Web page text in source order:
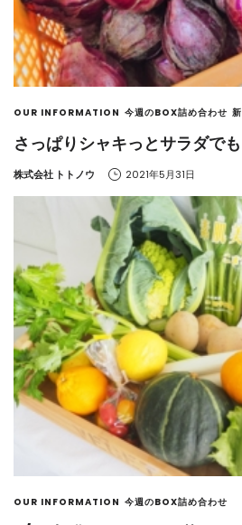
OUR INFORMATION 今週のBOX詰め合わせ
さっぱりシャキっとサラダで
by
株式会社 トトノウ 2021年5月31日
OUR INFORMATION 今週のBOX詰め合わせ